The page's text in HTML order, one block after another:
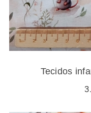
Tecidos